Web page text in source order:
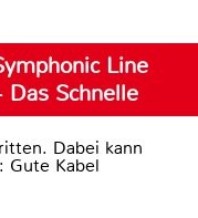
Line
Schnelle
Dabei kann
Gute Kabel